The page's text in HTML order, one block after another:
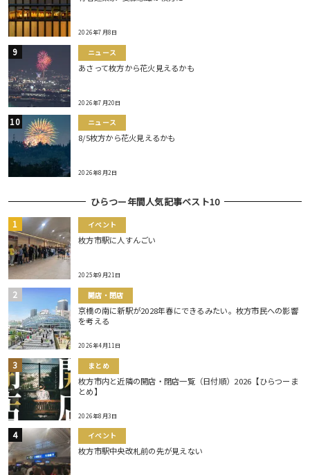
2026年7月8日
ニュース
あさって枚方から花火見えるかも
2026年7月20日
ニュース
8/5枚方から花火見えるかも
2026年8月2日
ひらつー年間人気記事ベスト10
イベント
枚方市駅に人すんごい
2025年9月21日
開店・閉店
京橋の南に新駅が2028年春にできるみたい。枚方市民への影響
を考える
2026年4月11日
まとめ
枚方市内と近隣の開店・閉店一覧（日付順）2026【ひらつーま
とめ】
2026年8月3日
イベント
枚方市駅中央改札前の先が見えない